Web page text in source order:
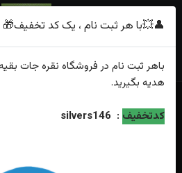
خانه فهرست محصولات
👤💥با هر ثبت نام ، یک کد تخفیف🎁
باهر ثبت نام در فروشگاه نقره جات
هدیه بگیرید.
کدتخفیف :
silvers146